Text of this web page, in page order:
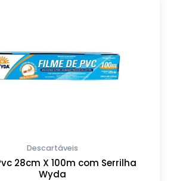
Descartáveis
28cm X 100m com Serrilha
Wyda